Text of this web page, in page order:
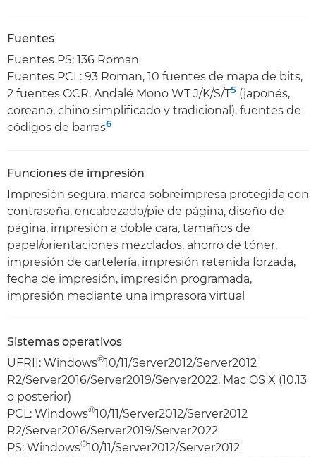
Fuentes
Fuentes PS: 136 Roman
Fuentes PCL: 93 Roman, 10 fuentes de mapa de bits,
2 fuentes OCR, Andalé Mono WT J/K/S/T5 (japonés,
coreano, chino simplificado y tradicional), fuentes de
códigos de barras6
Funciones de impresión
Impresión segura, marca sobreimpresa protegida con
contraseña, encabezado/pie de página, diseño de
página, impresión a doble cara, tamaños de
papel/orientaciones mezclados, ahorro de tóner,
impresión de cartelería, impresión retenida forzada,
fecha de impresión, impresión programada,
impresión mediante una impresora virtual
Sistemas operativos
UFRII: Windows®10/11/Server2012/Server2012
R2/Server2016/Server2019/Server2022, Mac OS X (10.13
o posterior)
PCL: Windows®10/11/Server2012/Server2012
R2/Server2016/Server2019/Server2022
PS: Windows®10/11/Server2012/Server2012